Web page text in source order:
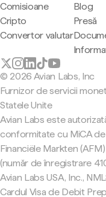
Comisioane
Cripto
Convertor valutar
Blog
Presă
© 2026 Avian Labs, Inc
Furnizor de servicii
Statele Unite
Avian Labs este
conformitate cu MiCA
Financiële Markten
(număr de înregistrare
Avian Labs USA, Inc.,
Cardul Visa de Debit